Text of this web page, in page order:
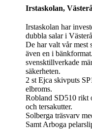
Irstaskolan,
Irstaskolan har
dubbla salar i
De har valt vår mest
även en i bänkformat.
svensktillverkade
säkerheten.
2 st Ejca skivputs
elbroms.
Robland SD510 rikt
och tersakutter.
Solberga träsvarv
Samt Arboga